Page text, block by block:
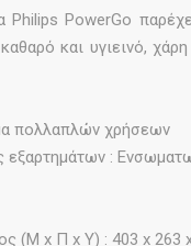
Philips PowerGo
και υγιεινό,
πολλαπλών χρήσεων
:
(Μ x Π x Υ) : 403 x 263